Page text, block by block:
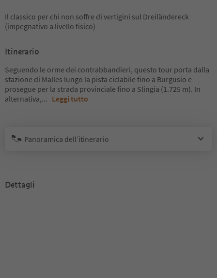
Il classico per chi non soffre di vertigini sul Dreiländereck
(impegnativo a livello fisico)
Itinerario
Seguendo le orme dei contrabbandieri, questo tour porta dalla
stazione di Malles lungo la pista ciclabile fino a Burgusio e
prosegue per la strada provinciale fino a Slingia (1.725 m). In
alternativa,... Leggi tutto
Panoramica dell’itinerario
Dettagli